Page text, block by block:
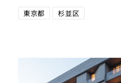
東京都 杉並区